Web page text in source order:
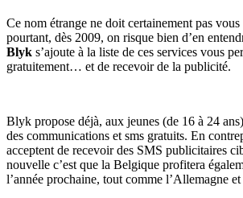
Ce nom étrange ne doit certainement pas
pourtant, dès 2009, on risque bien d’en
Blyk s’ajoute à la liste de ces services vous
gratuitement… et de recevoir de la publicité.
Blyk propose déjà, aux jeunes (de 16 à 24
des communications et sms gratuits. En
acceptent de recevoir des SMS publicitaires
nouvelle c’est que la Belgique profitera
l’année prochaine, tout comme l’Allemagne et